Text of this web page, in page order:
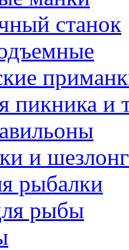
станок
пикника и
и
рыбалки
рыбы